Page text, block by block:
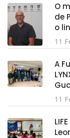
O
de
o
11
A
11